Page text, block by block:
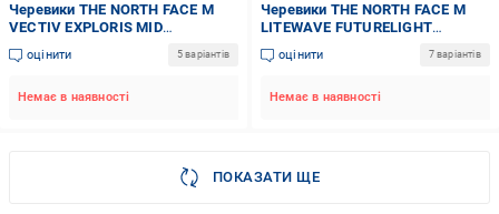
Черевики THE NORTH FACE M
VECTIV EXPLORIS MID
NF0A5G3913B1 р.43 коричневий
оцінити 5 варіантів
Немає в наявності
Черевики THE NORTH FACE M
LITEWAVE FUTURELIGHT
NF0A4PFGKZ21 р.42 чорний
оцінити 7 варіантів
Немає в наявності
ПОКАЗАТИ ЩЕ